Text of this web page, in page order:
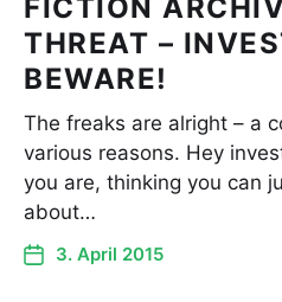
FICTION
THREAT –
BEWARE!
The freaks are alright – a
various reasons. Hey
you are, thinking you can
about…
3. April 2015